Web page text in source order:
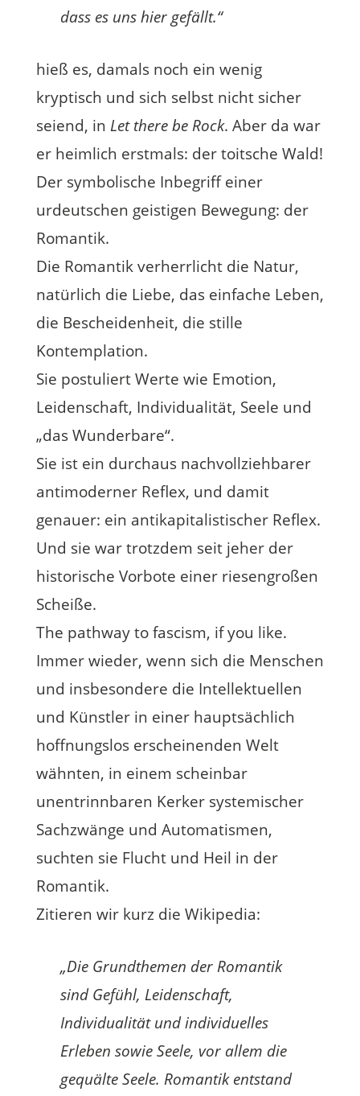
dass es uns hier gefällt.“
hieß es, damals noch ein wenig
kryptisch und sich selbst nicht sicher
seiend, in Let there be Rock. Aber da war
er heimlich erstmals: der toitsche Wald!
Der symbolische Inbegriff einer
urdeutschen geistigen Bewegung: der
Romantik.
Die Romantik verherrlicht die Natur,
natürlich die Liebe, das einfache Leben,
die Bescheidenheit, die stille
Kontemplation.
Sie postuliert Werte wie Emotion,
Leidenschaft, Individualität, Seele und
„das Wunderbare“.
Sie ist ein durchaus nachvollziehbarer
antimoderner Reflex, und damit
genauer: ein antikapitalistischer Reflex.
Und sie war trotzdem seit jeher der
historische Vorbote einer riesengroßen
Scheiße.
The pathway to fascism, if you like.
Immer wieder, wenn sich die Menschen
und insbesondere die Intellektuellen
und Künstler in einer hauptsächlich
hoffnungslos erscheinenden Welt
wähnten, in einem scheinbar
unentrinnbaren Kerker systemischer
Sachzwänge und Automatismen,
suchten sie Flucht und Heil in der
Romantik.
Zitieren wir kurz die Wikipedia:
„Die Grundthemen der Romantik
sind Gefühl, Leidenschaft,
Individualität und individuelles
Erleben sowie Seele, vor allem die
gequälte Seele. Romantik entstand